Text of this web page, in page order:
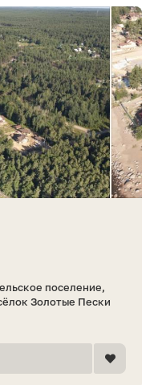
поселение,
Золотые Пески